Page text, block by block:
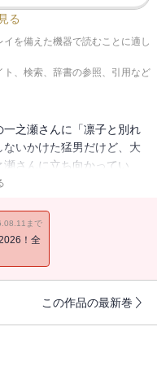
る
を備えた機器で読むことに適し
、検索、辞書の参照、引用など
之瀬さんに「凛子と別れ
いかけた猛男だけど、大
さんに立ち向かってい
日…全てが決まる運命の日
まで
！全
この作品の最新巻